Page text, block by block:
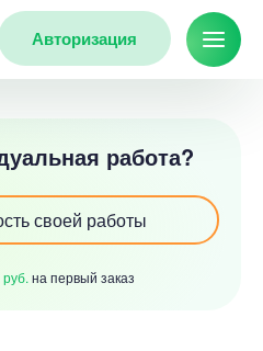
Авторизация
работа?
своей работы
на первый заказ